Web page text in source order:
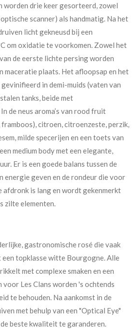
worden drie keer gesorteerd, zowel
scanner) als handmatig. Na het
licht gekneusd bij een
om oxidatie te voorkomen. Zowel het
de eerste lichte persing worden
maceratie plaats. Het afloopsap en het
in demi-muids (vaten van
tanks, beide met
de neus aroma’s van rood fruit
framboos), citroen, citroenzeste, perzik,
milde specerijen en een toets van
medium body met een elegante,
Er is een goede balans tussen de
energie geven en de rondeur die voor
is lang en wordt gekenmerkt
zilte elementen.
gastronomische rosé die vaak
topklasse witte Bourgogne. Alle
met complexe smaken en een
Les Clans worden 's ochtends
te behouden. Na aankomst in de
met behulp van een "Optical Eye"
beste kwaliteit te garanderen.